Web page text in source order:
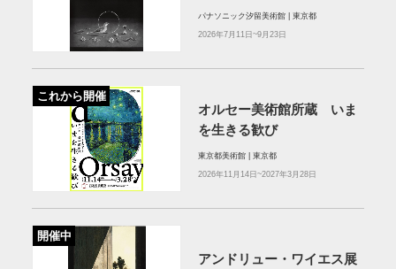
パナソニック汐留美術館 | 東京都
2026年7月11日~9月23日
これから開催
オルセー美術館所蔵 いま
を生きる歓び
東京都美術館 | 東京都
2026年11月14日~2027年3月28日
開催中
アンドリュー・ワイエス展